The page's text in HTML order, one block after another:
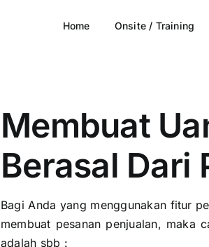
Home Onsite / Training
Membuat
Berasal Dari
Bagi Anda yang menggunakan fitur
membuat pesanan penjualan, maka
adalah sbb :